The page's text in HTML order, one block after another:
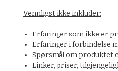
Vennligst ikke inkluder:
Erfaringer som ikke er
Erfaringer i forbindelse
Spørsmål om produktet
Linker, priser,